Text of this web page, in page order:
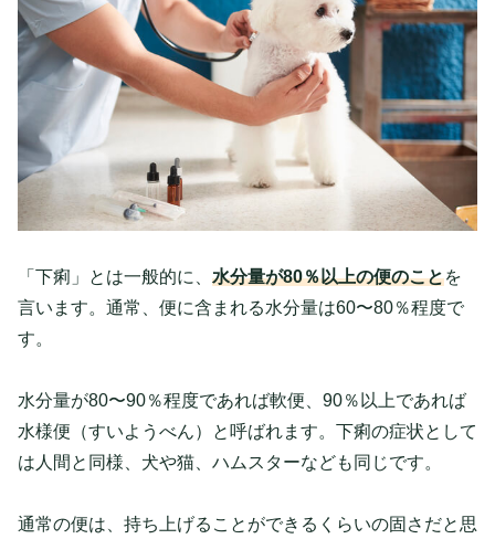
「下痢」とは一般的に、 水分量が80％以上の便のことを
言います。通常、便に含まれる水分量は60〜80％程度で
す。
水分量が80〜90％程度であれば軟便、90％以上であれば
水様便（すいようべん）と呼ばれます。下痢の症状として
は人間と同様、犬や猫、ハムスターなども同じです。
通常の便は、持ち上げることができるくらいの固さだと思